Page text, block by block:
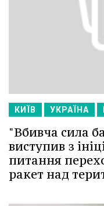
КИЇВ УКРАЇНА
"Вбивча сила
виступив з
питання
ракет над